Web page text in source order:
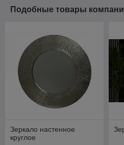
Подобные товары
Зеркало настенное
круглое